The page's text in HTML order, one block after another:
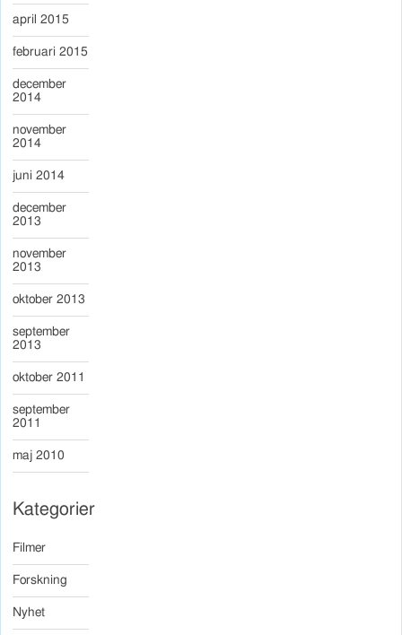
april 2015
februari 2015
december
2014
november
2014
juni 2014
december
2013
november
2013
oktober 2013
september
2013
oktober 2011
september
2011
maj 2010
Kategorier
Filmer
Forskning
Nyhet